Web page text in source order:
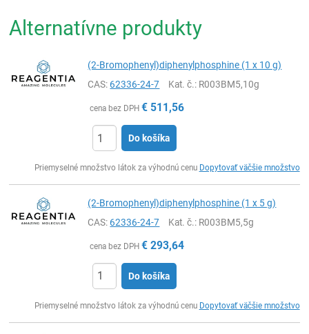
Alternatívne produkty
(2-Bromophenyl)diphenylphosphine (1 x 10 g)
CAS:62336-24-7 Kat. č.: R003BM5,10g
cena bez DPH € 511,56
Do košíka
Priemyselné množstvo látok za výhodnú cenu Dopytovať väčšie množstvo
(2-Bromophenyl)diphenylphosphine (1 x 5 g)
CAS:62336-24-7 Kat. č.: R003BM5,5g
cena bez DPH € 293,64
Do košíka
Priemyselné množstvo látok za výhodnú cenu Dopytovať väčšie množstvo